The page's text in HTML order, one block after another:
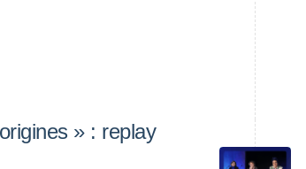
» : replay